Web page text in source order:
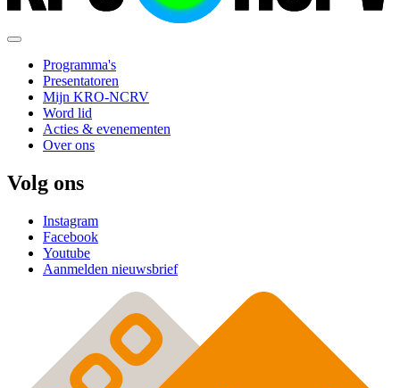
Programma's
Presentatoren
Mijn KRO-NCRV
Word lid
Acties & evenementen
Over ons
Volg ons
Instagram
Facebook
Youtube
Aanmelden nieuwsbrief